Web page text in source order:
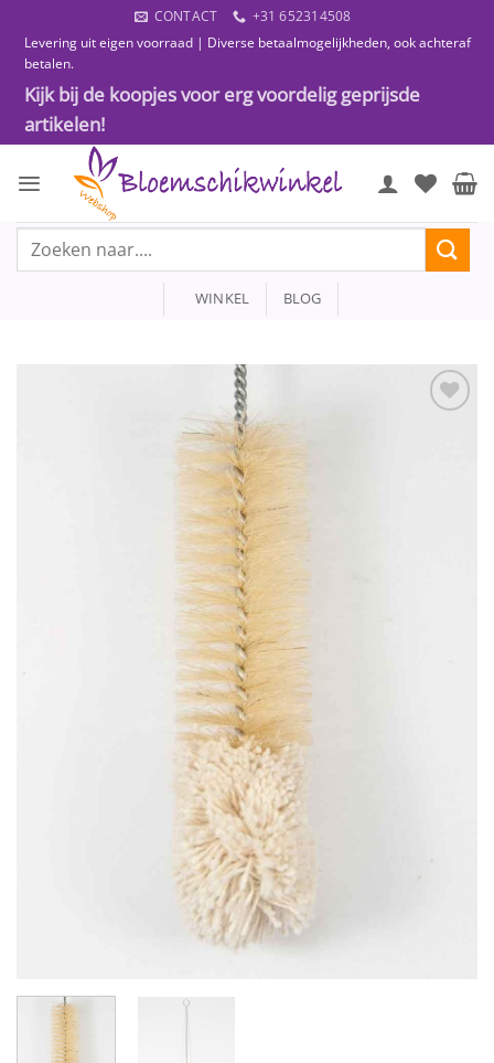
naar
inhoud
CONTACT
+31 652314508
Levering uit eigen voorraad | Diverse betaalmogelijkheden, ook achteraf
betalen.
Kijk bij de koopjes voor erg voordelig geprijsde
artikelen!
Zoeken
WINKEL BLOG